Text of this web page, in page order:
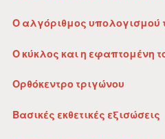
Ο αλγόριθμος υπολογισμού
Ο κύκλος και η εφαπτομένη
Ορθόκεντρο τριγώνου
Βασικές εκθετικές εξισώσεις